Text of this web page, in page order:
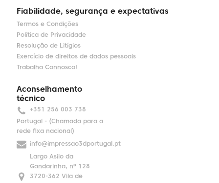
Fiabilidade, segurança e expectativas
Termos e Condições
Política de Privacidade
Resolução de Litígios
Exercício de direitos de dados pessoais
Trabalha Connosco!
Aconselhamento
técnico
+351 256 003 738
Portugal - (Chamada para a
rede fixa nacional)
info@impressao3dportugal.pt
Largo Asilo da
Gandarinha, nº 128
3720-362 Vila de